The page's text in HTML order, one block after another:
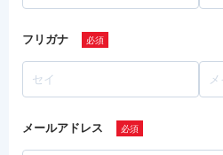
フリガナ
メールアドレス